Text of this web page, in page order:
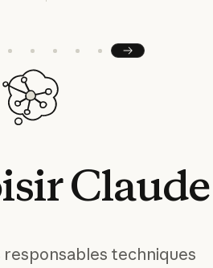
Suivant
Claude
techniques